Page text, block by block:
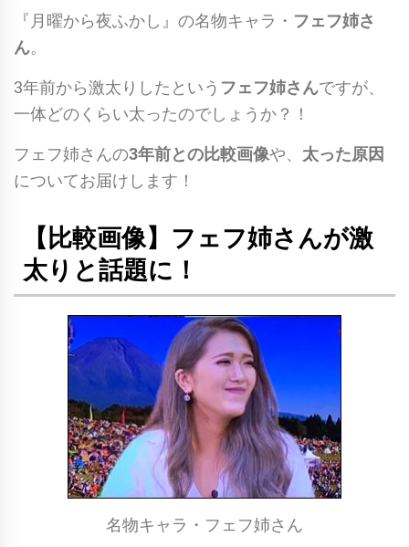
『月曜から夜ふかし』の名物キャラ・ フェフ姉さ
ん。
3年前から激太りしたという フェフ姉さんですが、
一体どのくらい太ったのでしょうか？！
フェフ姉さんの3年前との比較画像や、 太った原因
についてお届けします！
【比較画像】フェフ姉さんが激
太りと話題に！
名物キャラ・フェフ姉さん